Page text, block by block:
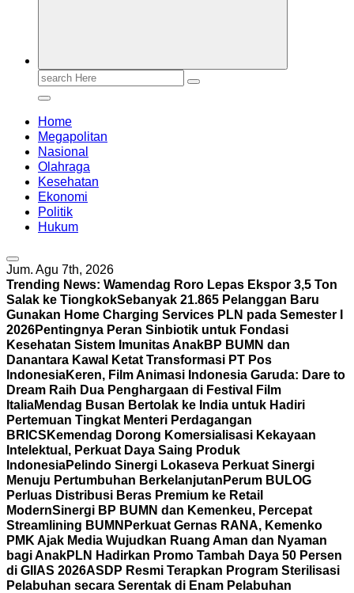
Search
Home
Megapolitan
Nasional
Olahraga
Kesehatan
Ekonomi
Politik
Hukum
Jum. Agu 7th, 2026
Trending News: Wamendag Roro Lepas Ekspor 3,5 Ton
Salak ke TiongkokSebanyak 21.865 Pelanggan Baru
Gunakan Home Charging Services PLN pada Semester I
2026Pentingnya Peran Sinbiotik untuk Fondasi
Kesehatan Sistem Imunitas AnakBP BUMN dan
Danantara Kawal Ketat Transformasi PT Pos
IndonesiaKeren, Film Animasi Indonesia Garuda: Dare to
Dream Raih Dua Penghargaan di Festival Film
ItaliaMendag Busan Bertolak ke India untuk Hadiri
Pertemuan Tingkat Menteri Perdagangan
BRICS Kemendag Dorong Komersialisasi Kekayaan
Intelektual, Perkuat Daya Saing Produk
IndonesiaPelindo Sinergi Lokaseva Perkuat Sinergi
Menuju Pertumbuhan Berkelanjutan Perum BULOG
Perluas Distribusi Beras Premium ke Retail
ModernSinergi BP BUMN dan Kemenkeu, Percepat
Streamlining BUMN Perkuat Gernas RANA, Kemenko
PMK Ajak Media Wujudkan Ruang Aman dan Nyaman
bagi AnakPLN Hadirkan Promo Tambah Daya 50 Persen
di GIIAS 2026ASDP Resmi Terapkan Program Sterilisasi
Pelabuhan secara Serentak di Enam Pelabuhan